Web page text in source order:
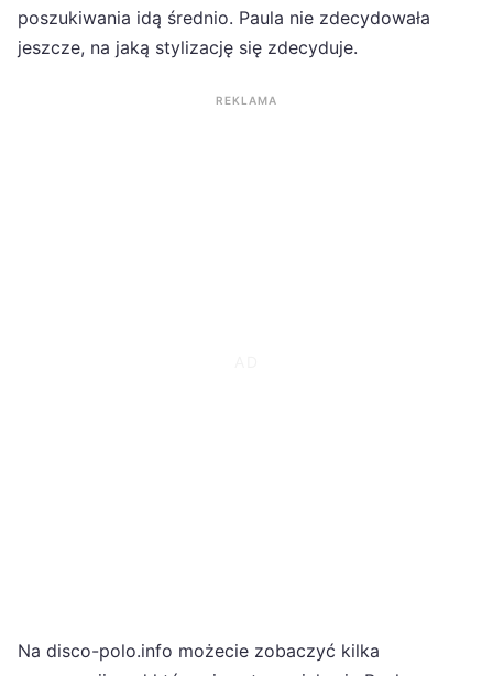
poszukiwania idą średnio. Paula nie zdecydowała
jeszcze, na jaką stylizację się zdecyduje.
REKLAMA
Na disco-polo.info możecie zobaczyć kilka